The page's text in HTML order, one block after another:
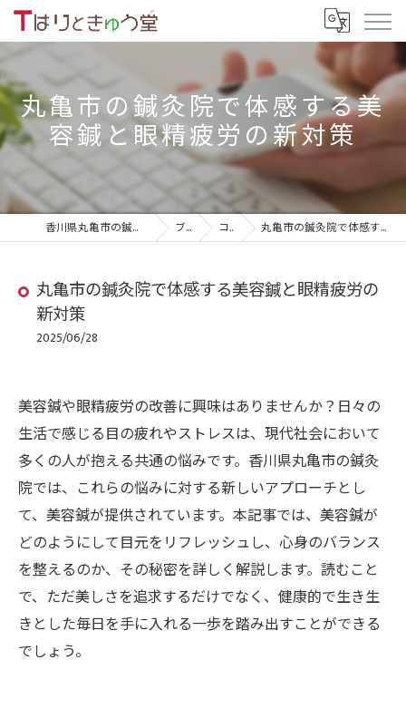
丸亀市の鍼灸院で体感する美
容鍼と眼精疲労の新対策
香川県丸亀市の鍼灸院ならTはりときゅう堂 ブログ コラム 丸亀市の鍼灸院で体感する美容鍼と眼精疲労の新対策
丸亀市の鍼灸院で体感する美容鍼と眼精疲労の
新対策
2025/06/28
美容鍼や眼精疲労の改善に興味はありませんか？日々の
生活で感じる目の疲れやストレスは、現代社会において
多くの人が抱える共通の悩みです。香川県丸亀市の鍼灸
院では、これらの悩みに対する新しいアプローチとし
て、美容鍼が提供されています。本記事では、美容鍼が
どのようにして目元をリフレッシュし、心身のバランス
を整えるのか、その秘密を詳しく解説します。読むこと
で、ただ美しさを追求するだけでなく、健康的で生き生
きとした毎日を手に入れる一歩を踏み出すことができる
でしょう。